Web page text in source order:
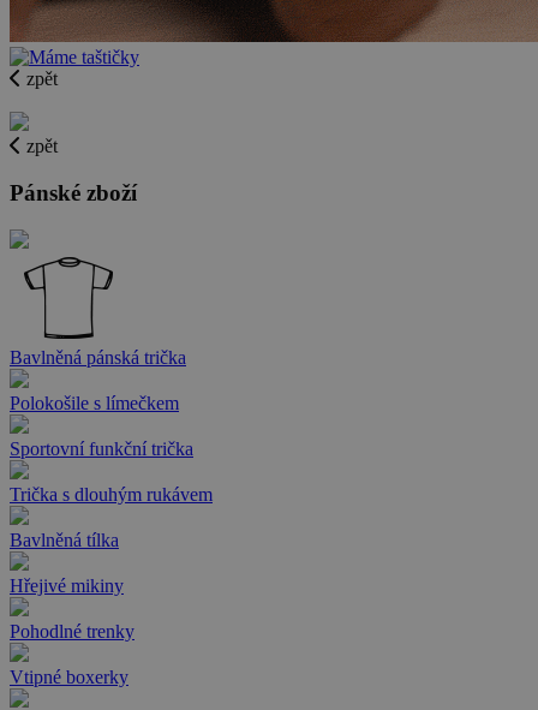
zpět
zpět
Pánské zboží
Bavlněná pánská trička
Polokošile s límečkem
Sportovní funkční trička
Trička s dlouhým rukávem
Bavlněná tílka
Hřejivé mikiny
Pohodlné trenky
Vtipné boxerky